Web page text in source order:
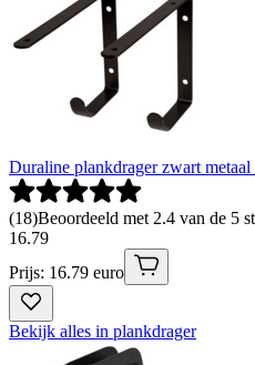
Duraline plankdrager zwart
(18)Beoordeeld met 2.4 van de 5
16.79
Prijs: 16.79 euro
Bekijk alles in plankdrager